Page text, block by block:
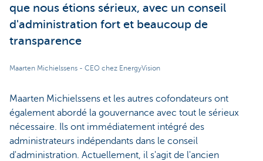
que nous étions sérieux, avec un conseil
d'administration fort et beaucoup de
transparence
Maarten Michielssens - CEO chez EnergyVision
Maarten Michielssens et les autres cofondateurs ont
également abordé la gouvernance avec tout le sérieux
nécessaire. Ils ont immédiatement intégré des
administrateurs indépendants dans le conseil
d'administration. Actuellement, il s'agit de l'ancien